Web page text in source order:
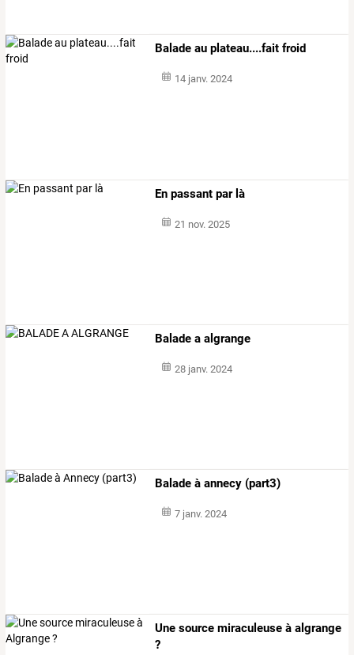
Balade au plateau....fait froid
14 janv. 2024
En passant par là
21 nov. 2025
Balade a algrange
28 janv. 2024
Balade à annecy (part3)
7 janv. 2024
Une source miraculeuse à algrange
?